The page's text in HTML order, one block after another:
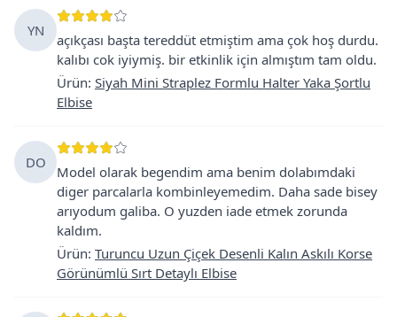
YN
açıkçası başta tereddüt etmiştim ama çok hoş durdu.
kalıbı cok iyiymiş. bir etkinlik için almıştım tam oldu.
Ürün: Siyah Mini Straplez Formlu Halter Yaka Şortlu
Elbise
DO
Model olarak begendim ama benim dolabımdaki
diger parcalarla kombinleyemedim. Daha sade bisey
arıyodum galiba. O yuzden iade etmek zorunda
kaldım.
Ürün: Turuncu Uzun Çiçek Desenli Kalın Askılı Korse
Görünümlü Sırt Detaylı Elbise